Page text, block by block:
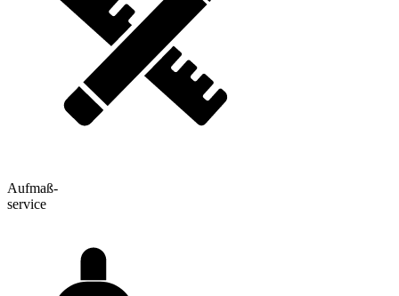
Aufmaß-
service